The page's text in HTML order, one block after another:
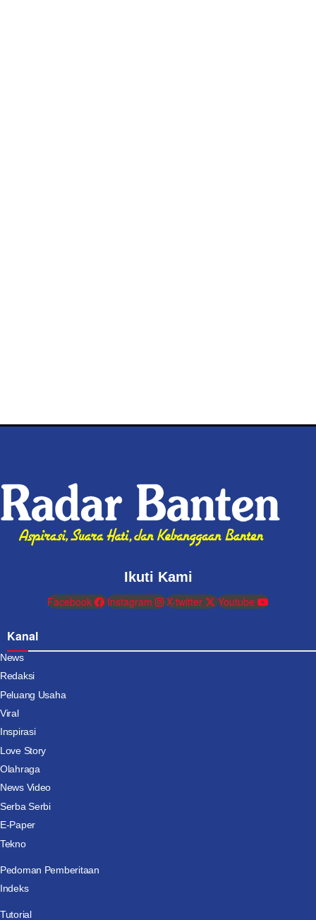
Ikuti Kami
Facebook Instagram X-twitter Youtube
Kanal
News
Redaksi
Peluang Usaha
Viral
Inspirasi
Love Story
Olahraga
News Video
Serba Serbi
E-Paper
Tekno
Pedoman Pemberitaan
Indeks
Tutorial